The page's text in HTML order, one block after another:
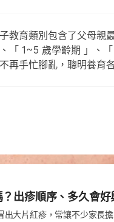
教育類別包含了父母親
「 1~5 歲學齡期 」、
再手忙腳亂，聰明養育
出疹順序、多久會好
大片紅疹，常讓不少家長